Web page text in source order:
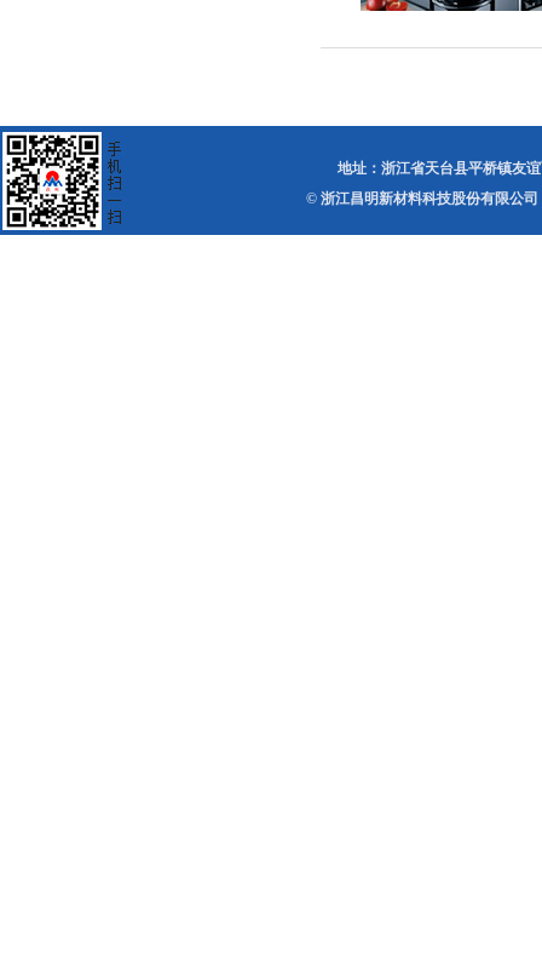
地址：浙江省天台县平桥镇友
© 浙江昌明新材料科技股份有限公司